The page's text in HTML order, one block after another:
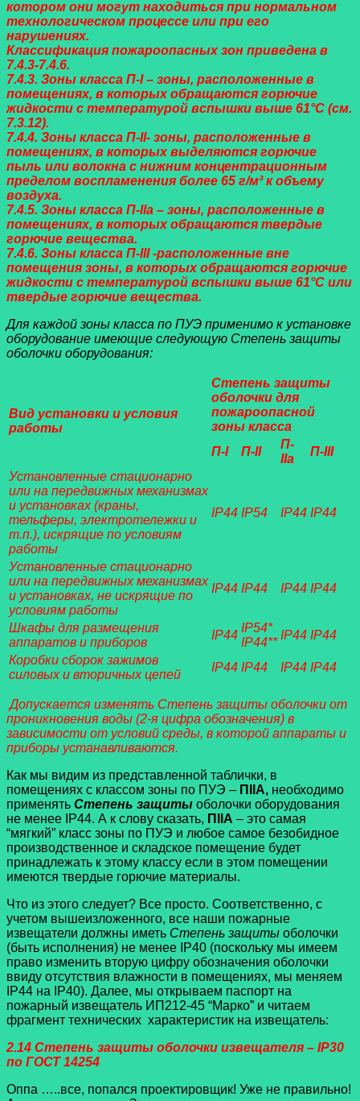
котором они могут находиться при нормальном
технологическом процессе или при его
нарушениях.
Классификация пожароопасных зон приведена в
7.4.3-7.4.6.
7.4.3. Зоны класса П-I – зоны, расположенные в
помещениях, в которых обращаются горючие
жидкости с температурой вспышки выше 61°С (см.
7.3.12).
7.4.4. Зоны класса П-II- зоны, расположенные в
помещениях, в которых выделяются горючие
пыль или волокна с нижним концентрационным
пределом воспламенения более 65 г/м³ к объему
воздуха.
7.4.5. Зоны класса П-IIа – зоны, расположенные в
помещениях, в которых обращаются твердые
горючие вещества.
7.4.6. Зоны класса П-III -расположенные вне
помещения зоны, в которых обращаются горючие
жидкости с температурой вспышки выше 61°С или
твердые горючие вещества.
Для каждой зоны класса по ПУЭ применимо к установке
оборудование имеющие следующую Степень защиты
оболочки оборудования:
Вид установки и условия
работы
Степень защиты
оболочки для
пожароопасной
зоны класса
П-I
П-II
П-
IIа
П-III
Установленные стационарно
или на передвижных механизмах
и установках (краны,
тельферы, электротележки и
т.п.), искрящие по условиям
работы
IP44 IP54 IP44 IP44
Установленные стационарно
или на передвижных механизмах
и установках, не искрящие по
условиям работы
IP44 IP44 IP44 IP44
Шкафы для размещения
аппаратов и приборов
IP44
IP54*
IP44**
IP44 IP44
Коробки сборок зажимов
силовых и вторичных цепей
IP44 IP44 IP44 IP44
Допускается изменять Степень защиты оболочки от
проникновения воды (2-я цифра обозначения) в
зависимости от условий среды, в которой аппараты и
приборы устанавливаются.
Как мы видим из представленной таблички, в
помещениях с классом зоны по ПУЭ – ПIIA, необходимо
применять Степень защиты оболочки оборудования
не менее IP44. А к слову сказать, ПIIA – это самая
“мягкий” класс зоны по ПУЭ и любое самое безобидное
производственное и складское помещение будет
принадлежать к этому классу если в этом помещении
имеются твердые горючие материалы.
Что из этого следует? Все просто. Соответственно, с
учетом вышеизложенного, все наши пожарные
извещатели должны иметь Степень защиты оболочки
(быть исполнения) не менее IP40 (поскольку мы имеем
право изменить вторую цифру обозначения оболочки
ввиду отсутствия влажности в помещениях, мы меняем
IP44 на IP40). Далее, мы открываем паспорт на
пожарный извещатель ИП212-45 “Марко” и читаем
фрагмент технических характеристик на извещатель:
2.14 Степень защиты оболочки извещателя – IP30
по ГОСТ 14254
Оппа …..все, попался проектировщик! Уже не правильно!